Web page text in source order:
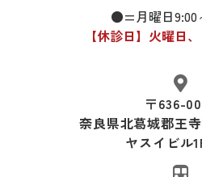
●=月曜日9:00
【休診日】火曜日
〒636-
奈良県北葛城郡王
ヤスイビル